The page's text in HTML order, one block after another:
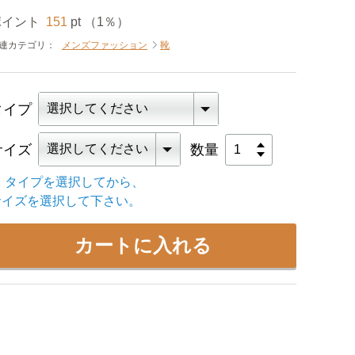
ント 151 pt （1％）
カテゴリ： メンズファッション 靴
イプ
イズ 数量
イプを選択してから、
ズを選択して下さい。
カートに入れる